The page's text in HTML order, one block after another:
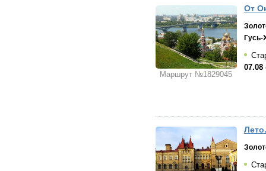
Маршрут №1829045
От
07.08